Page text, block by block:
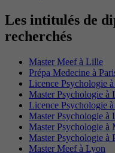
Les intitulés de
recherchés
Master Meef à Lille
Prépa Medecine à
Licence Psychologie
Master Psychologie à
Licence Psychologie
Master Psychologie à
Master Psychologie à
Master Psychologie à
Master Meef à Lyon